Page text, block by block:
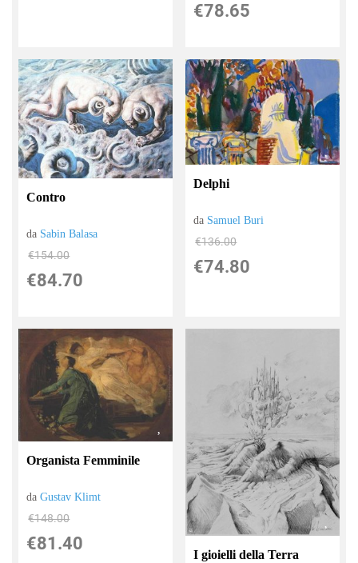
€78.65
Contro
da Sabin Balasa
€154.00
€84.70
Delphi
da Samuel Buri
€136.00
€74.80
Organista Femminile
daGustav Klimt
€148.00
€81.40
I gioielli della Terra